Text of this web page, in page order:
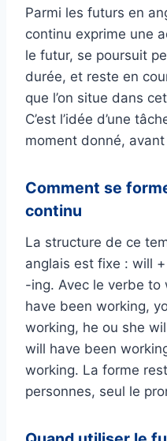
Parmi les futurs en
continu exprime une
le futur, se poursuit
durée, et reste en
que l’on situe dans
C’est l’idée d’une
moment donné, avant
Comment se
continu
La structure de ce
anglais est fixe : will
-ing. Avec le verbe to
have been working,
working, he ou she
will have been
working. La forme
personnes, seul le